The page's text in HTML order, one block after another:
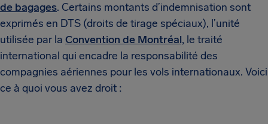
de bagages. Certains montants d’indemnisation sont
exprimés en DTS (droits de tirage spéciaux), l’unité
utilisée par la Convention de Montréal, le traité
international qui encadre la responsabilité des
compagnies aériennes pour les vols internationaux. Voici
ce à quoi vous avez droit :